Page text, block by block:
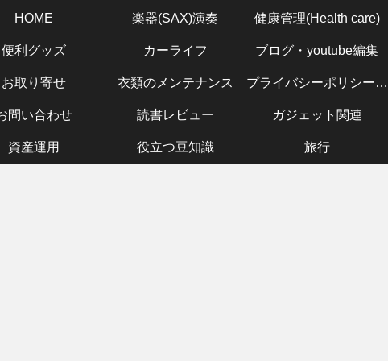
HOME 楽器(SAX)演奏 健康管理(Health care)
便利グッズ カーライフ ブログ・youtube編集
お取り寄せ 衣類のメンテナンス プライバシーポリシー（Privacy Policy）
問い合わせ 読書レビュー ガジェット関連
資産運用 役立つ豆知識 旅行